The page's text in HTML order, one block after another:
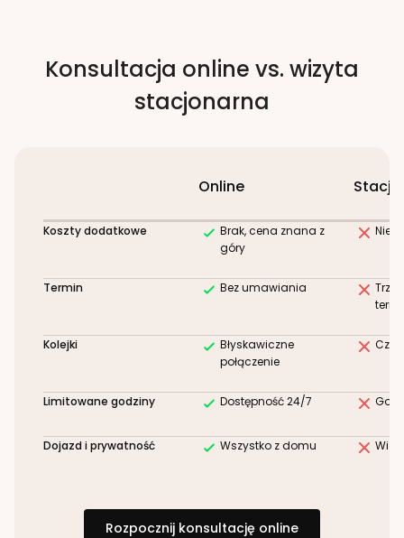
Konsultacja online vs. wizyta
stacjonarna
Online
Koszty dodatkowe
Brak, cena znana z
góry
Termin Bez umawiania
Kolejki
Błyskawiczne
połączenie
Limitowane godziny Dostępność 24/7
Dojazd i prywatność Wszystko z domu
Rozpocznij konsultację online